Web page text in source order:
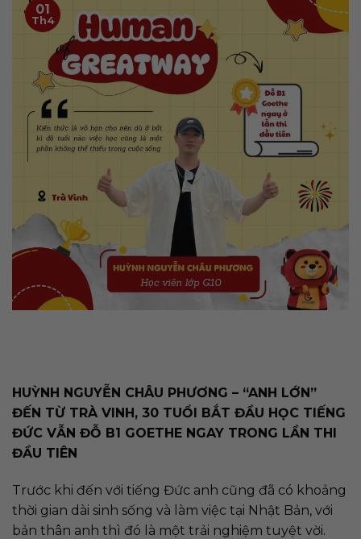
01
Th4
HUỲNH NGUYỄN CHÂU PHƯƠNG – “ANH LỚN”
ĐẾN TỪ TRÀ VINH, 30 TUỔI BẮT ĐẦU HỌC TIẾNG
ĐỨC VẪN ĐỖ B1 GOETHE NGAY TRONG LẦN THI
ĐẦU TIÊN
Trước khi đến với tiếng Đức anh cũng đã có khoảng
thời gian dài sinh sống và làm việc tại Nhật Bản, với
bản thân anh thì đó là một trải nghiệm tuyệt vời.